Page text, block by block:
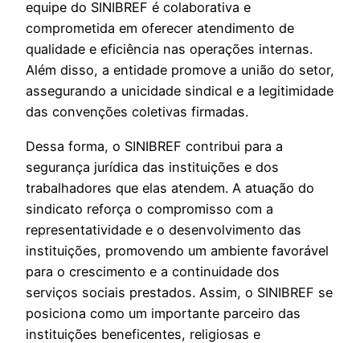
equipe do SINIBREF é colaborativa e
comprometida em oferecer atendimento de
qualidade e eficiência nas operações internas.
Além disso, a entidade promove a união do setor,
assegurando a unicidade sindical e a legitimidade
das convenções coletivas firmadas.
Dessa forma, o SINIBREF contribui para a
segurança jurídica das instituições e dos
trabalhadores que elas atendem. A atuação do
sindicato reforça o compromisso com a
representatividade e o desenvolvimento das
instituições, promovendo um ambiente favorável
para o crescimento e a continuidade dos
serviços sociais prestados. Assim, o SINIBREF se
posiciona como um importante parceiro das
instituições beneficentes, religiosas e